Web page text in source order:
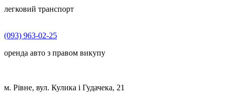
легковий транспорт
(093) 963-02-25
оренда авто з правом викупу
м. Рівне, вул. Кулика і Гудачека, 21